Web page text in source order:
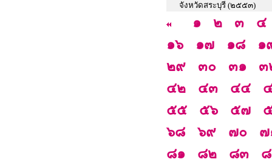
จังหวัดสระบุรี (๒๕๕๓)
๑ ๒ ๓
๔
๑๖
๑๗ ๑๘
๑
๒๙
๓๐ ๓๑
๓
๔๒
๔๓ ๔๔
๕๕
๕๖ ๕๗
๖๘
๖๙ ๗๐
๗
๘๑
๘๒ ๘๓